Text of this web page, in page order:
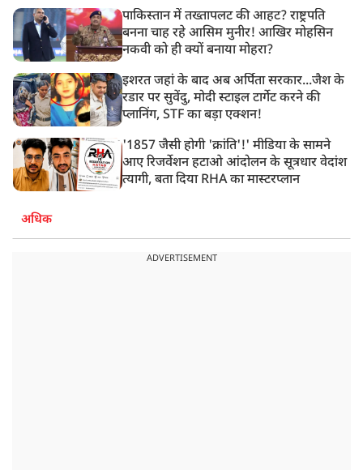
पाकिस्तान में तख्तापलट की आहट? राष्ट्रपति
बनना चाह रहे आसिम मुनीर! आखिर मोहसिन
नकवी को ही क्यों बनाया मोहरा?
इशरत जहां के बाद अब अर्पिता सरकार...जैश के
रडार पर सुवेंदु, मोदी स्टाइल टार्गेट करने की
प्लानिंग, STF का बड़ा एक्शन!
'1857 जैसी होगी 'क्रांति'!' मीडिया के सामने
आए रिजर्वेशन हटाओ आंदोलन के सूत्रधार वेदांश
त्यागी, बता दिया RHA का मास्टरप्लान
अधिक
ADVERTISEMENT